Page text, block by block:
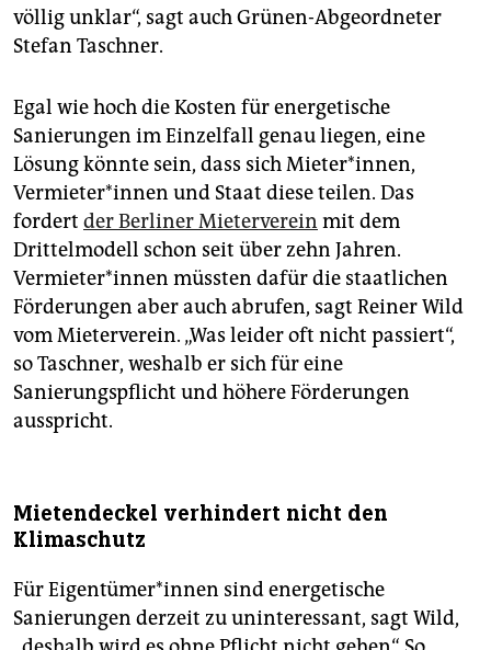
völlig unklar“, sagt auch Grünen-Abgeordneter
Stefan Taschner.
Egal wie hoch die Kosten für energetische
Sanierungen im Einzelfall genau liegen, eine
Lösung könnte sein, dass sich Mieter*innen,
Vermieter*innen und Staat diese teilen. Das
fordert der Berliner Mieterverein mit dem
Drittelmodell schon seit über zehn Jahren.
Vermieter*innen müssten dafür die staatlichen
Förderungen aber auch abrufen, sagt Reiner Wild
vom Mieterverein. „Was leider oft nicht passiert“,
so Taschner, weshalb er sich für eine
Sanierungspflicht und höhere Förderungen
ausspricht.
Mietendeckel verhindert nicht den
Klimaschutz
Für Eigentümer*innen sind energetische
Sanierungen derzeit zu uninteressant, sagt Wild,